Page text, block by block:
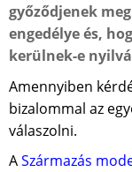
győződjenek
engedélye és,
kerülnek-e
Amennyiben
bizalommal az
válaszolni.
ASzármazás